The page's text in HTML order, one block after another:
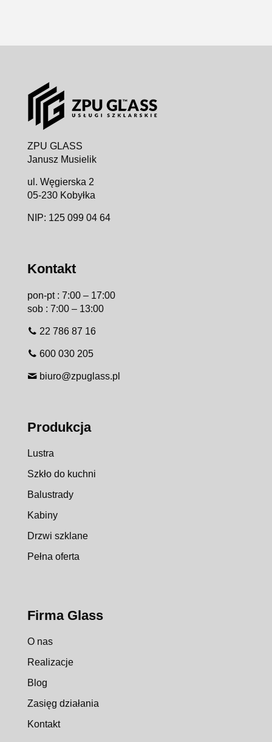
ZPU GLASS
Janusz Musielik
ul. Węgierska 2
05-230 Kobyłka
NIP: 125 099 04 64
Kontakt
pon-pt : 7:00 – 17:00
sob : 7:00 – 13:00
22 786 87 16
600 030 205
biuro@zpuglass.pl
Produkcja
Lustra
Szkło do kuchni
Balustrady
Kabiny
Drzwi szklane
Pełna oferta
Firma Glass
O nas
Realizacje
Blog
Zasięg działania
Kontakt